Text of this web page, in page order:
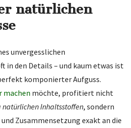
natürlichen
unvergesslichen
in den Details – und kaum etwas ist
komponierter Aufguss.
machen möchte, profitiert nicht
Inhaltsstoffen, sondern
Zusammensetzung exakt an die